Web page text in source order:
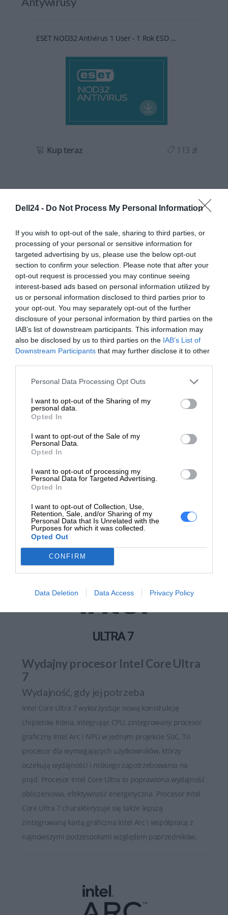
Dell24 - Do Not Process My Personal Information
If you wish to opt-out of the sale, sharing to third parties, or
processing of your personal or sensitive information for
targeted advertising by us, please use the below opt-out
section to confirm your selection. Please note that after your
opt-out request is processed you may continue seeing
interest-based ads based on personal information utilized by
us or personal information disclosed to third parties prior to
your opt-out. You may separately opt-out of the further
disclosure of your personal information by third parties on the
IAB’s list of downstream participants. This information may
also be disclosed by us to third parties on the IAB’s List of
Downstream Participants that may further disclose it to other
Personal Data Processing Opt Outs
I want to opt-out of the Sharing of my
personal data.
Opted In
I want to opt-out of the Sale of my
Personal Data.
Opted In
I want to opt-out of processing my
Personal Data for Targeted Advertising.
Opted In
I want to opt-out of Collection, Use,
Retention, Sale, and/or Sharing of my
Personal Data that Is Unrelated with the
Purposes for which it was collected.
Opted Out
CONFIRM
Data Deletion Data Access Privacy Policy
ESET NOD32 Antivirus 1 User - 1 Rok ESD ...
Kup teraz 113 zł
OPIS SERII
Dell dostarcza najlepsze stacje robocze na świecie,
zapewniając niezawodność i wydajność dla
profesjonalistów.
Mobilna moc do wymagających zadań
Laptopy Dell Pro Max zostały zaprojektowane z myślą o
optymalizacji aplikacji biznesowych i projektowych, przy
jednoczesnym zachowaniu maksymalnej mobilności.
Wyposażone w procesory Intel Core Ultra z
wbudowanym NPU i GPU, oferują ekrany do 4K i
zapewniają długą żywotność baterii.
Uwolnij swój potencjał
Od ponad 25 lat stacje robocze Dell zapewniają
wyjątkową wydajność i niezawodność, która pozwala na
obsługę najbardziej wymagających aplikacji. Niezależnie
od tego, czy jesteś grafikiem, architektem, inżynierem,
Nowe, smukłe i lekkie mobilne stacje robocze Pro Max
zapewniają najwyższą wydajność w kompaktowej
formie. Opcjonalne ekrany InfinityEdge, UHD+, HDR,
OLED z dotykiem i obsługą rysika oraz zaawansowane
technologie termiczne pozwalają na dłuższą i bardziej
efektywną pracę.
Inteligentna wydajność
Topowe konfiguracje stacji roboczych Dell Pro Max
ROZWIŃ PEŁEN OPIS
PRO MAX TANIEJ
Kupstację roboczą DELL Pro Maxtaniej o 150 PLN. W
koszyku podaj kupon
OPIS PRODUKTU
Wydajny procesor Intel Core Ultra
7
Wydajność, gdy jej potrzeba
Intel Core Ultra 7 wykorzystuje nową konstrukcję
chipletów Intela, integrując CPU, zintegrowany procesor
graficzny Intel Arc i NPU w jednym projekcie SoC. To
procesor dla wymagających użytkowników, którzy
oczekują wydajności i niskiego zapotrzebowania na
prąd. Procesor Intel Core Ultra to poprawiona wydajność
obliczeniowa, efektywność energetyczna. Procesor Intel
Core Ultra 7 charakteryzuje się także lepszą
zintegrowaną kartą graficzna Intel Arc i współpracą z
najnowszymi podzespołami względem poprzedników.